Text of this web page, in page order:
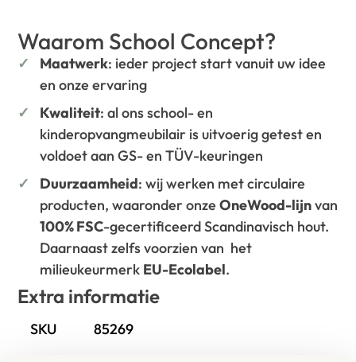
Waarom School Concept?
Maatwerk: ieder project start vanuit uw idee
en onze ervaring
Kwaliteit: al ons school- en
kinderopvangmeubilair is uitvoerig getest en
voldoet aan GS- en TÜV-keuringen
Duurzaamheid: wij werken met circulaire
producten, waaronder onzeOneWood-lijnvan
100% FSC-gecertificeerd Scandinavisch hout.
Daarnaast zelfs voorzien van het
milieukeurmerk EU-Ecolabel.
Extra informatie
SKU 85269